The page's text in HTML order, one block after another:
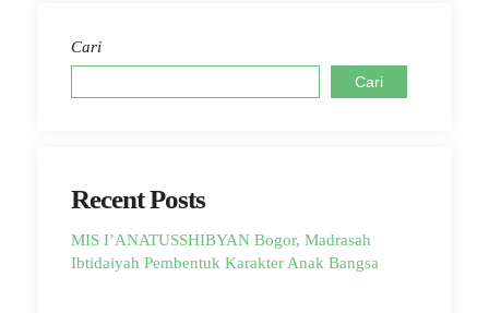
Cari
Cari
Recent Posts
MIS I’ANATUSSHIBYAN Bogor, Madrasah
Ibtidaiyah Pembentuk Karakter Anak Bangsa